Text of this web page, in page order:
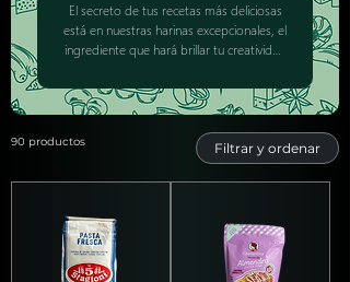
El secreto de tus recetas más deliciosas
está en nuestras harinas excepcionales, el
ingrediente que hará brillar tu creatividad
90 productos Filtrar y ordenar